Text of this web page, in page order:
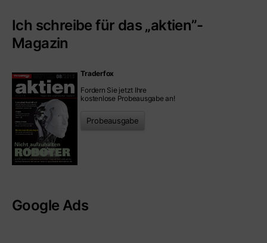
Ich schreibe für das „aktien”-
Magazin
Traderfox
Fordern Sie jetzt Ihre
kostenlose Probeausgabe an!
Probeausgabe
Google Ads